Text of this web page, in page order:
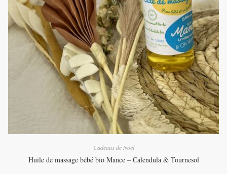
Cadeaux de Noël
Huile de massage bébé bio Mance – Calendula & Tournesol